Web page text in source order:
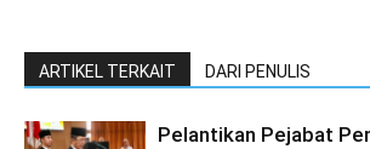
ARTIKEL TERKAIT DARI PENULIS
Pelantikan Pejabat